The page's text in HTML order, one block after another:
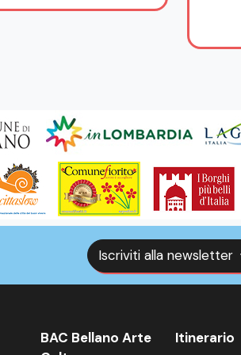
Iscriviti alla newsletter
BAC Bellano Arte
Itinerario